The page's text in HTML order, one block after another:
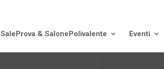
SaleProva & SalonePolivalente Eventi